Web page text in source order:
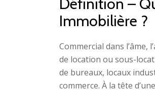
Définition –
Immobilière ?
Commercial dans l’âme,
de location ou sous-
de bureaux, locaux
commerce. À la tête